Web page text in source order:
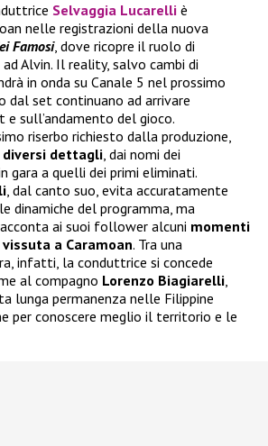
Selvaggia Lucarelli è
nelle registrazioni della nuova
Famosi, dove ricopre il ruolo di
Alvin. Il reality, salvo cambi di
in onda su Canale 5 nel prossimo
dal set continuano ad arrivare
e sull’andamento del gioco.
riserbo richiesto dalla produzione,
dettagli, dai nomi dei
gara a quelli dei primi eliminati.
, dal canto suo, evita accuratamente
dinamiche del programma, ma
ai suoi follower alcuni momenti
a Caramoan. Tra una
infatti, la conduttrice si concede
al compagno Lorenzo Biagiarelli,
lunga permanenza nelle Filippine
per conoscere meglio il territorio e le